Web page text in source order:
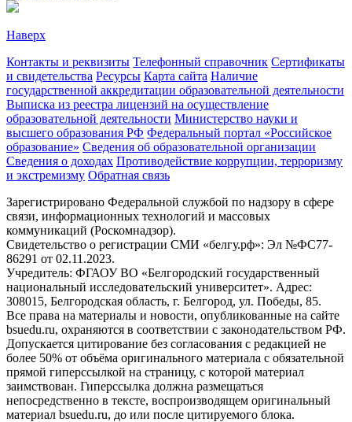
Наверх
Контакты и реквизиты Телефонный справочник Сертификаты
и свидетельства Ресурсы Карта сайта Наличие
государственной аккредитации образовательной деятельности
Выписка из реестра лицензий на осуществление
образовательной деятельности Министерствo науки и
высшего образования РФ Федеральный портал «Российское
образование» Сведения об образовательной организации
Сведения о доходах Противодействие коррупции, терроризму
и экстремизму Обратная связь
Зарегистрировано Федеральной службой по надзору в сфере
связи, информационных технологий и массовых
коммуникаций (Роскомнадзор).
Свидетельство о регистрации СМИ «белгу.рф»: Эл №ФС77-
86291 от 02.11.2023.
Учредитель: ФГАОУ ВО «Белгородский государственный
национальный исследовательский университет». Адрес:
308015, Белгородская область, г. Белгород, ул. Победы, 85.
Все права на материалы и новости, опубликованные на сайте
bsuedu.ru, охраняются в соответствии с законодательством РФ.
Допускается цитирование без согласования с редакцией не
более 50% от объёма оригинального материала с обязательной
прямой гиперссылкой на страницу, с которой материал
заимствован. Гиперссылка должна размещаться
непосредственно в тексте, воспроизводящем оригинальный
материал bsuedu.ru, до или после цитируемого блока.